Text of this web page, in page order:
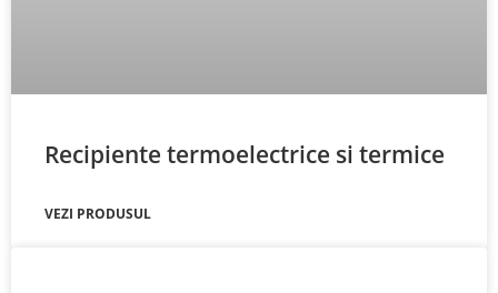
Recipiente termoelectrice si termice
VEZI PRODUSUL